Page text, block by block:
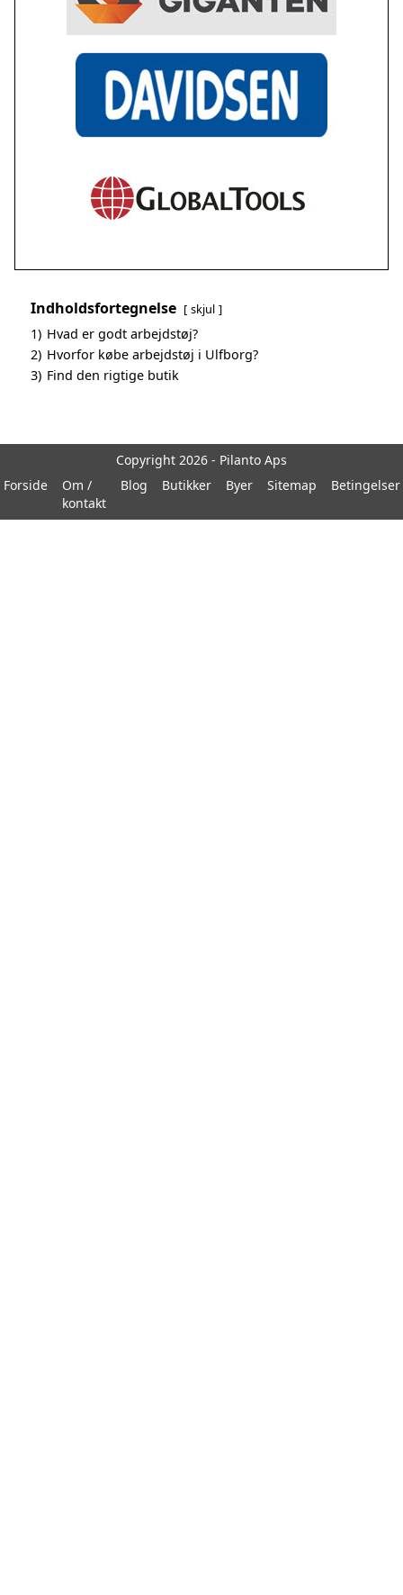
Indholdsfortegnelse skjul
1) Hvad er godt arbejdstøj?
2) Hvorfor købe arbejdstøj i Ulfborg?
3) Find den rigtige butik
Copyright 2026 - Pilanto Aps
Forside
Om /
kontakt
Blog Butikker Byer Sitemap Betingelser